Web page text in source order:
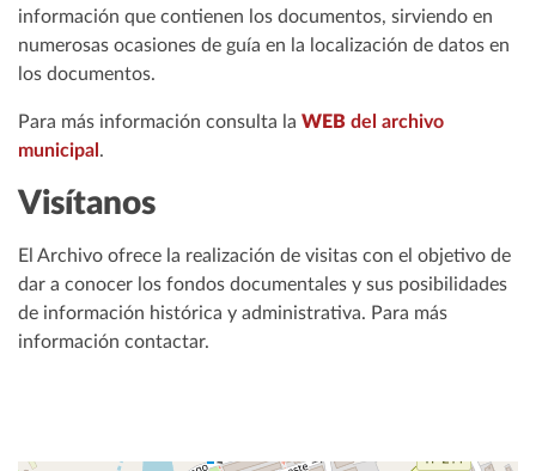
información que contienen los documentos, sirviendo en
numerosas ocasiones de guía en la localización de datos en
los documentos.
Para más información consulta la WEB del archivo
municipal .
Visítanos
El Archivo ofrece la realización de visitas con el objetivo de
dar a conocer los fondos documentales y sus posibilidades
de información histórica y administrativa. Para más
información contactar.